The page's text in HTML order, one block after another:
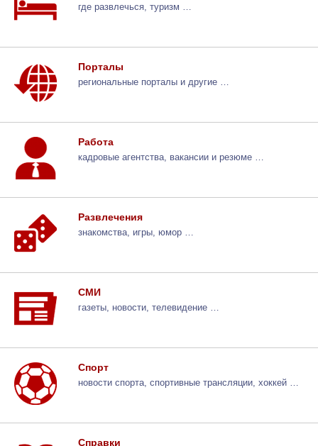
где развлечься, туризм …
Порталы
региональные порталы и другие …
Работа
кадровые агентства, вакансии и резюме …
Развлечения
знакомства, игры, юмор …
СМИ
газеты, новости, телевидение …
Спорт
новости спорта, спортивные трансляции, хоккей …
Справки